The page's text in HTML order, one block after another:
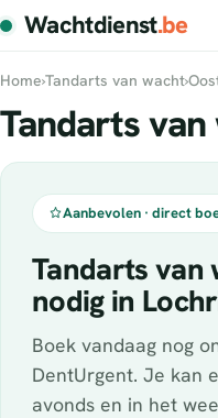
Wachtdienst.be
Home›Tandarts van wacht›
Tandarts
Aanbevolen · direct
Tandarts van
nodig in
Boek vandaag nog
DentUrgent. Je kan
avonds en in het